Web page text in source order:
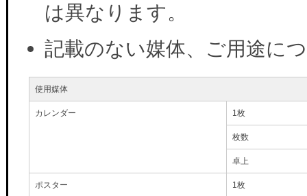
は異なります。
記載のない媒体、ご用途に
使用媒体
カレンダー 1枚
枚数
卓上
ポスター 1枚